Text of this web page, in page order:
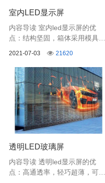
室内LED显示屏
内容导读 室内led显示屏的优
点：结构坚固，箱体采用模具冲
2021-07-03 21620
透明LED玻璃屏
内容导读 透明led显示屏的优
点：高通透率，轻巧超薄，可弯